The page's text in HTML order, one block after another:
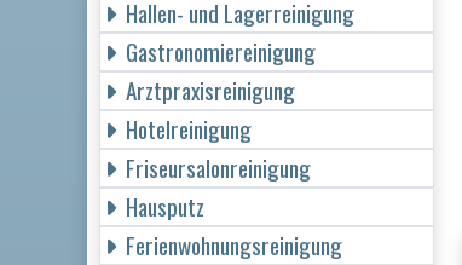
Hallen- und Lagerreinigung
Gastronomiereinigung
Arztpraxisreinigung
Hotelreinigung
Friseursalonreinigung
Hausputz
Ferienwohnungsreinigung